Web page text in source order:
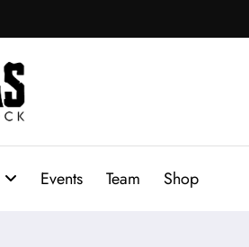
Events Team Shop